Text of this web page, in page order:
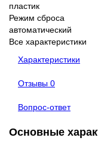
пластик
Режим сброса
автоматический
Все характеристики
Характеристики
Отзывы 0
Вопрос-ответ
Основные